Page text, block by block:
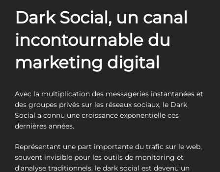
Dark Social, un canal
incontournable du
marketing digital
Avec la multiplication des messageries instantanées et
des groupes privés sur les réseaux sociaux, le Dark
Social a connu une croissance exponentielle ces
dernières années.
Représentant une part importante du trafic sur le web,
souvent invisible pour les outils de monitoring et
d'analyse traditionnels, le dark social est devenu un